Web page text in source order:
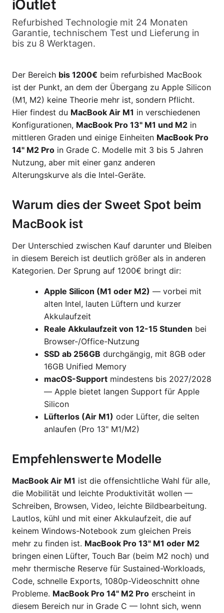
iOutlet
Refurbished Technologie mit 24 Monaten
Garantie, technischem Test und Lieferung in
bis zu 8 Werktagen.
Der Bereich bis 1200€ beim refurbished MacBook
ist der Punkt, an dem der Übergang zu Apple Silicon
(M1, M2) keine Theorie mehr ist, sondern Pflicht.
Hier findest du MacBook Air M1 in verschiedenen
Konfigurationen, MacBook Pro 13" M1 und M2 in
mittleren Graden und einige Einheiten MacBook Pro
14" M2 Pro in Grade C. Modelle mit 3 bis 5 Jahren
Nutzung, aber mit einer ganz anderen
Alterungskurve als die Intel-Geräte.
Warum dies der Sweet Spot beim
MacBook ist
Der Unterschied zwischen Kauf darunter und Bleiben
in diesem Bereich ist deutlich größer als in anderen
Kategorien. Der Sprung auf 1200€ bringt dir:
Apple Silicon (M1 oder M2) — vorbei mit
alten Intel, lauten Lüftern und kurzer
Akkulaufzeit
Reale Akkulaufzeit von 12-15 Stunden bei
Browser-/Office-Nutzung
SSD ab 256GB durchgängig, mit 8GB oder
16GB Unified Memory
macOS-Support mindestens bis 2027/2028
— Apple bietet langen Support für Apple
Silicon
Lüfterlos (Air M1) oder Lüfter, die selten
anlaufen (Pro 13" M1/M2)
Empfehlenswerte Modelle
MacBook Air M1 ist die offensichtliche Wahl für alle,
die Mobilität und leichte Produktivität wollen —
Schreiben, Browsen, Video, leichte Bildbearbeitung.
Lautlos, kühl und mit einer Akkulaufzeit, die auf
keinem Windows-Notebook zum gleichen Preis
mehr zu finden ist. MacBook Pro 13" M1 oder M2
bringen einen Lüfter, Touch Bar (beim M2 noch) und
mehr thermische Reserve für Sustained-Workloads,
Code, schnelle Exports, 1080p-Videoschnitt ohne
Probleme. MacBook Pro 14" M2 Pro erscheint in
diesem Bereich nur in Grade C — lohnt sich, wenn